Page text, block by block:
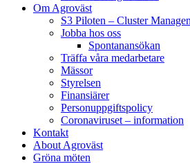
Om Agroväst
S3 Piloten – Cluster
Jobba hos oss
Spontanansökan
Träffa våra medarbetare
Mässor
Styrelsen
Finansiärer
Personuppgiftspolicy
Coronaviruset – information
Kontakt
About Agroväst
Gröna möten